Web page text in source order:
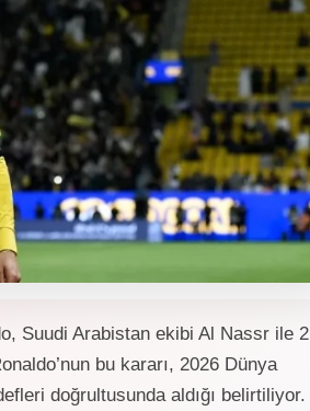
Suudi Arabistan ekibi Al Nassr ile 2
bu kararı, 2026 Dünya
doğrultusunda aldığı belirtiliyor.